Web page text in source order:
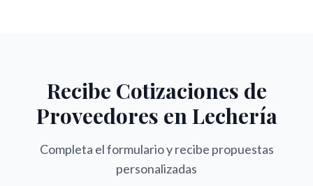
Recibe Cotizaciones de
Proveedores enLechería
Completa el formulario y recibe propuestas
personalizadas